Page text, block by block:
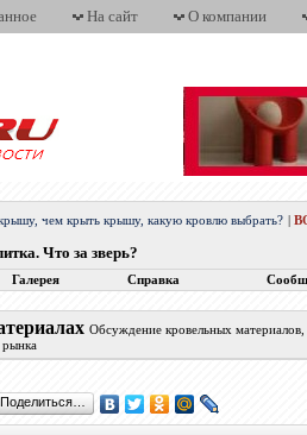
На сайт О компании
чем крыть крышу, какую кровлю выбрать?
Что за зверь?
Галерея Справка
Обсуждение кровельных
рынка
Поделиться…